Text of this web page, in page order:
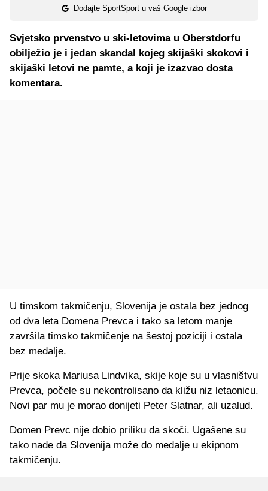
Dodajte SportSport u vaš Google izbor
Svjetsko prvenstvo u ski-letovima u Oberstdorfu
obilježio je i jedan skandal kojeg skijaški skokovi i
skijaški letovi ne pamte, a koji je izazvao dosta
komentara.
U timskom takmičenju, Slovenija je ostala bez jednog
od dva leta Domena Prevca i tako sa letom manje
završila timsko takmičenje na šestoj poziciji i ostala
bez medalje.
Prije skoka Mariusa Lindvika, skije koje su u vlasništvu
Prevca, počele su nekontrolisano da kližu niz letaonicu.
Novi par mu je morao donijeti Peter Slatnar, ali uzalud.
Domen Prevc nije dobio priliku da skoči. Ugašene su
tako nade da Slovenija može do medalje u ekipnom
takmičenju.